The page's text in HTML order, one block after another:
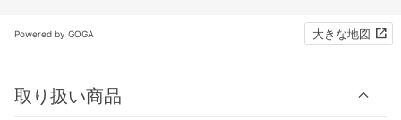
Powered by GOGA 大きな地図
取り扱い商品